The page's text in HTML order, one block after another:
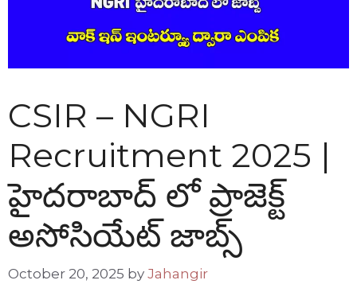
CSIR – NGRI
Recruitment 2025 |
హైదరాబాద్ లో ప్రాజెక్ట్
అసోసియేట్ జాబ్స్
October 20, 2025 by Jahangir